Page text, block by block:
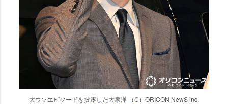
大ウソエピソードを披露した大泉洋 （C）ORICON NewS inc.